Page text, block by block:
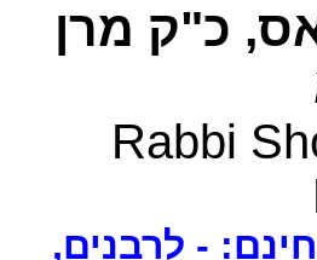
כ"ק מרן
Rabbi